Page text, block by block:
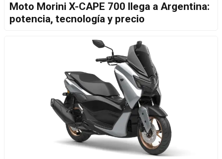
Moto Morini X-CAPE 700 llega a Argentina:
potencia, tecnología y precio